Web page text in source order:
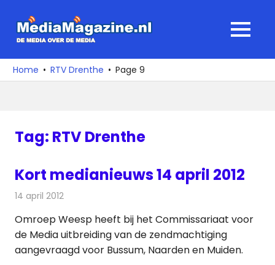
naar
media
over
MENU
Home RTV Drenthe Page 9
Tag: RTV Drenthe
Kort medianieuws 14 april 2012
14 april 2012
Omroep Weesp heeft bij het Commissariaat voor
de Media uitbreiding van de zendmachtiging
aangevraagd voor Bussum, Naarden en Muiden.